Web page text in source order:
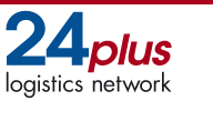
Zum
Inhalt
springen